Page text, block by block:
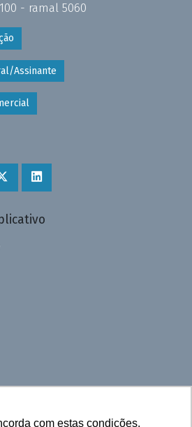
com estas condições.
- ramal 5060
Assinante